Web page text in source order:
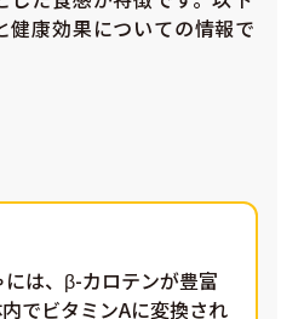
健康効果についての情報で
には、β-カロテンが豊富
でビタミンAに変換され